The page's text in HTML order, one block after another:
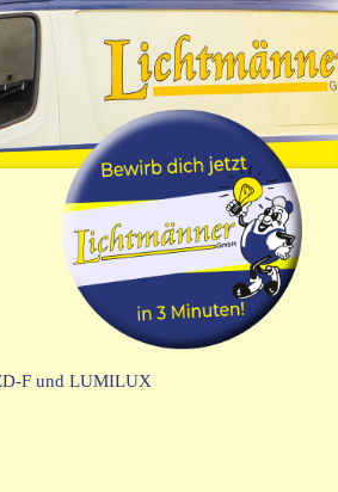
F und LUMILUX